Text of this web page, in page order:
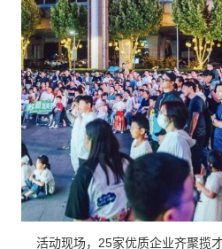
活动现场，25家优质企业齐聚揽